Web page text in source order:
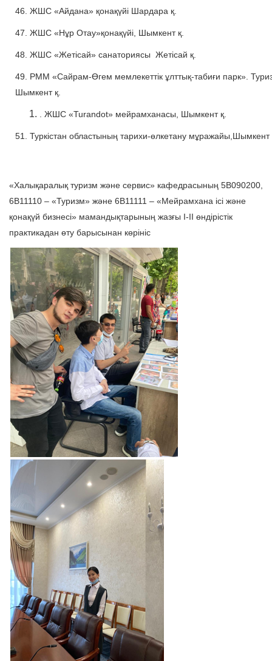
46. ЖШС «Айдана» қонақүйі Шардара қ.
47. ЖШС «Нұр Отау»қонақүйі, Шымкент қ.
48. ЖШС «Жетісай» санаториясы Жетісай қ.
49. РММ «Сайрам-Өгем мемлекеттік ұлттық-табиғи парк».
Шымкент қ.
. ЖШС «Turandot» мейрамханасы, Шымкент қ.
51. Туркістан областының тарихи-өлкетану мұражайы,Шымкент
«Халықаралық туризм және сервис» кафедрасының 5В090200,
6В11110 – «Туризм» және 6В11111 – «Мейрамхана ісі және
қонақүй бизнесі» мамандықтарының жазғы I-II өндірістік
практикадан өту барысынан көрініс